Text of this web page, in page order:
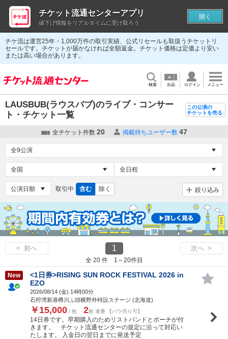
チケ流は運営25年・1,000万件の取引実績、公式リセールも取扱うチケットリ
セールです。チケットが届かなければ全額返金。チケット価格は定価より安い
または高い場合があります。
検索 出品 ログイン メニュー
LAUSBUB(ラウスバブ)のライブ・コンサー
ト・チケット一覧
この公演の
チケットを売る
全チケット件数 20 掲載待ちユーザー数 47
取引中 含む 除く 絞り込み
< 前へ 1 次へ >
全 20 件 1～20件目
New
<1日券>RISING SUN ROCK FESTIVAL 2026 in
EZO
2026/08/14 (金) 14時00分
石狩湾新港樽川ふ頭横野外特設ステージ (北海道)
￥15,000 / 枚 2枚 連番 【バラ売り可】
14日券です。早期購入のためリストバンドとポーチが付
きます。 チケット流通センターの規定に沿って対応い
たします。 入金日の翌日までに発送予定
チケット流通センターアプリ
値下げ情報をリアルタイムに受け取ろう
開く